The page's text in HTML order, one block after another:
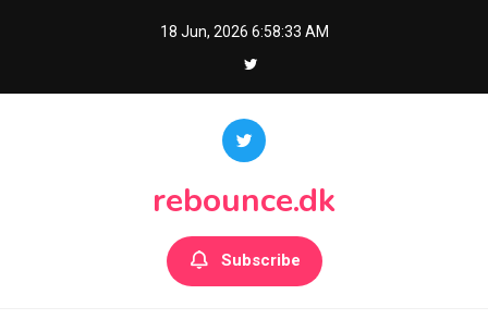
18 Jun, 2026 6:58:34 AM
rebounce.dk
Subscribe